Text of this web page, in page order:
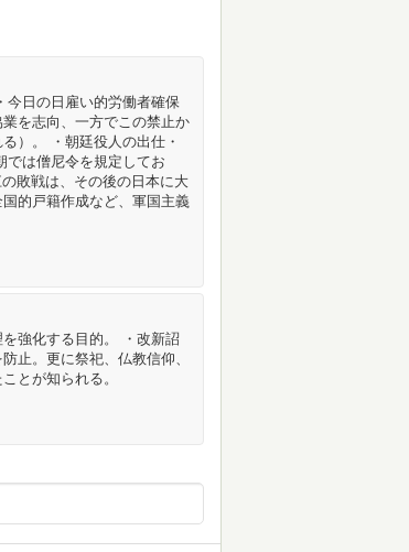
今日の日雇い的労働者確保
を志向、一方でこの禁止か
）。 ・朝廷役人の出仕・
では僧尼令を規定してお
敗戦は、その後の日本に大
的戸籍作成など、軍国主義
強化する目的。 ・改新詔
止。更に祭祀、仏教信仰、
とが知られる。